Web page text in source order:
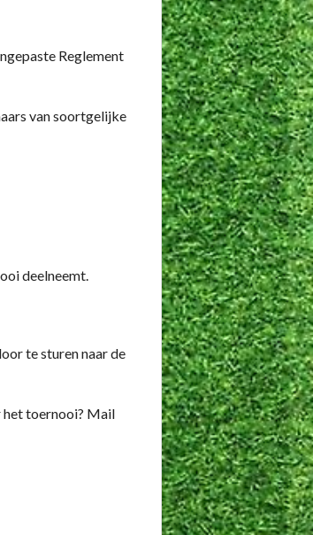
Reglement
van soortgelijke
deelneemt.
te sturen naar de
het toernooi? Mail